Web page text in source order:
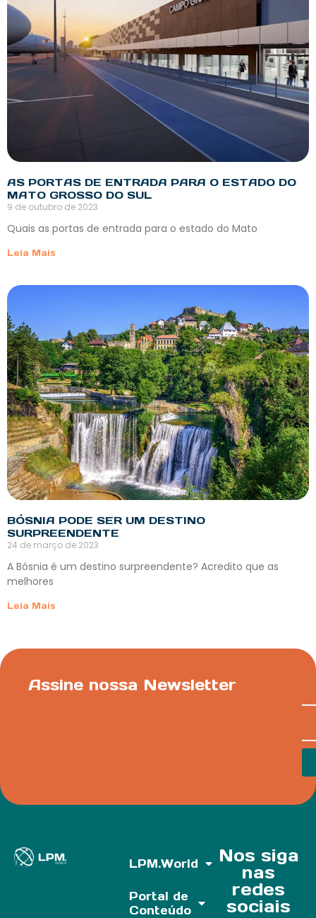
AS PORTAS DE ENTRADA PARA O ESTADO DO
MATO GROSSO DO SUL
9 de outubro de 2023
Quais as portas de entrada para o estado do Mato
Leia Mais
BÓSNIA PODE SER UM DESTINO
SURPREENDENTE
24 de março de 2023
A Bósnia é um destino surpreendente? Acredito que as
melhores
Leia Mais
Assine nossa Newsletter
LPM.World
Portal de
Conteúdo
Nos siga
nas
redes
sociais